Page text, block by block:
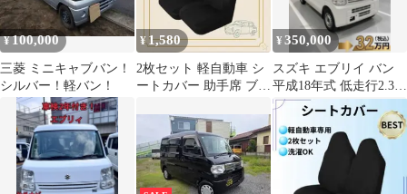
¥100,000
三菱 ミニキャブバン！
シルバー！軽バン！
¥ 1,580
2枚セット 軽自動車 シ
ートカバー 助手席 ブラ
¥350,000
スズキ エブリイ バン
平成18年式 低走行2.3万
km 内装かなりきれいで